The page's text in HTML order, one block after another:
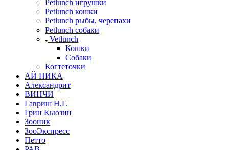
Petlunch игрушки
Petlunch кошки
Petlunch рыбы, черепахи
Petlunch собаки
Vetlunch
Кошки
Собаки
Когтеточки
АЙ НИКА
Александрит
ВИНЧИ
Гавриш Н.Г.
Грин Кьюзин
Зооник
ЗооЭкспресс
Петто